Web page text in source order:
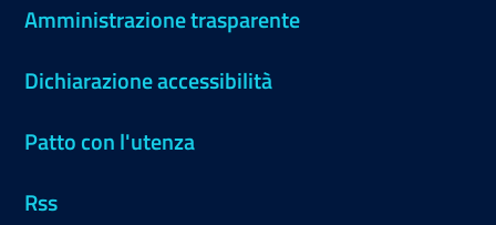
Amministrazione trasparente
Dichiarazione accessibilità
Patto con l'utenza
Rss